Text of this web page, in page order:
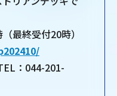
最終受付20時）
：044-201-